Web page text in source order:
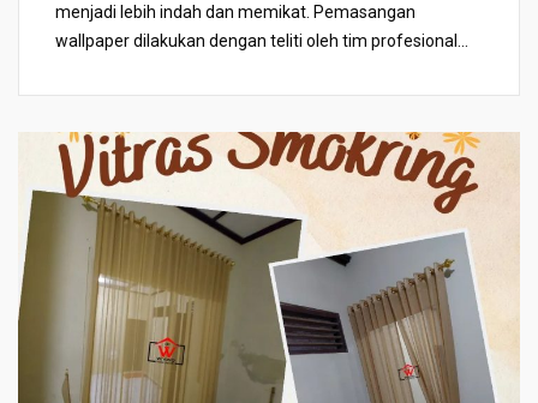
menjadi lebih indah dan memikat. Pemasangan
wallpaper dilakukan dengan teliti oleh tim profesional...